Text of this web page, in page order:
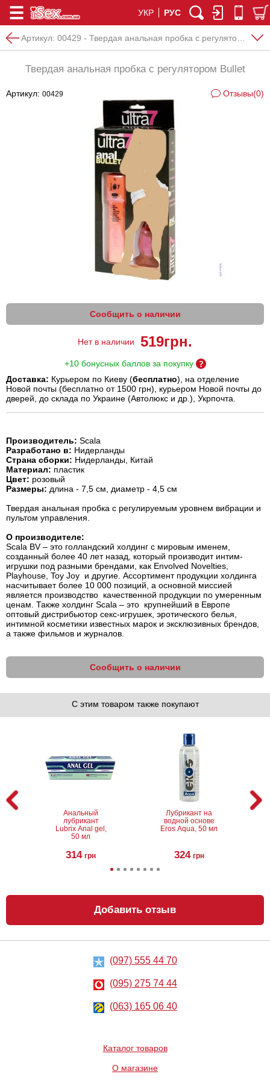
УКР РУС
Артикул: 00429 - Твердая анальная пробка с регулятором Bullet
Твердая анальная пробка с регулятором Bullet
Артикул: 00429 Отзывы(0)
Сообщить о наличии
Нет в наличии 519грн.
+10 бонусных баллов за покупку
Доставка: Курьером по Киеву (бесплатно), на отделение
Новой почты (бесплатно от 1500 грн), курьером Новой почты до
дверей, до склада по Украине (Автолюкс и др.), Укрпочта.
Производитель: Scala
Разработано в: Нидерланды
Страна сборки: Нидерланды, Китай
Материал: пластик
Цвет: розовый
Размеры: длина - 7,5 см, диаметр - 4,5 см
Твердая анальная пробка с регулируемым уровнем вибрации и
пультом управления.
О производителе:
Scala BV – это голландский холдинг с мировым именем,
созданный более 40 лет назад, который производит интим-
игрушки под разными брендами, как Envolved Novelties,
Playhouse, Toy Joy и другие. Ассортимент продукции холдинга
насчитывает более 10 000 позиций, а основной миссией
является производство качественной продукции по умеренным
ценам. Также холдинг Scala – это крупнейший в Европе
оптовый дистрибьютор секс-игрушек, эротического белья,
интимной косметики известных марок и эксклюзивных брендов,
а также фильмов и журналов.
Сообщить о наличии
С этим товаром также покупают
Анальный
лубрикант
Lubrix Anal gel,
50 мл
314 грн
Лубрикант на
водной основе
Eros Aqua, 50 мл
324 грн
Анальный
лубрикант на
водной основе
Just Glide Anal,
грн
Металлическая
пробка Slash, S
668
Добавить отзыв
(097) 555 44 70
(095) 275 74 44
(063) 165 06 40
Каталог товаров
О магазине